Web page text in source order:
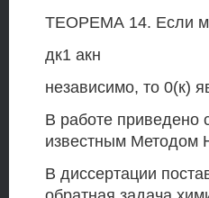
ТЕОРЕМА 14. Если
дк1 акн
независимо, то 0(к)
В работе приведено
известным Методом
В диссертации